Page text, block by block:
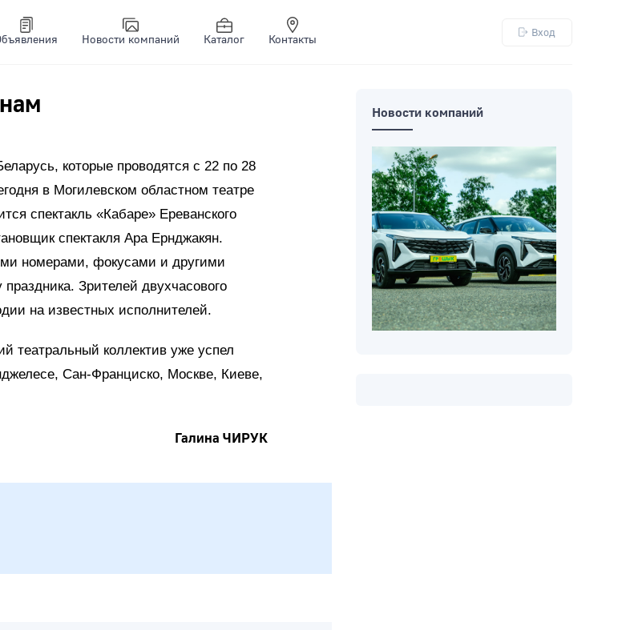
Новости компаний Каталог Контакты
Вход
которые проводятся с 22 по 28
в Могилевском областном театре
спектакль «Кабаре» Ереванского
спектакля Ара Ернджакян.
номерами, фокусами и другими
Зрителей двухчасового
на известных исполнителей.
театральный коллектив уже успел
Сан-Франциско, Москве, Киеве,
Галина ЧИРУК
Новости компаний